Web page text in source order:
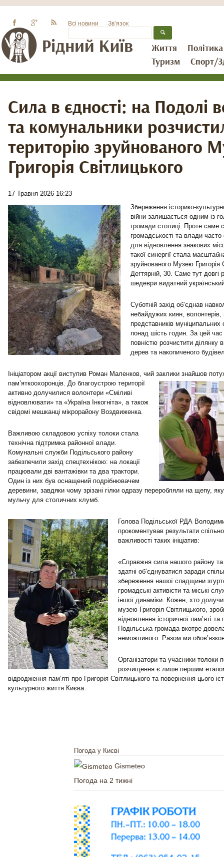
Життя
Політика
Туризм
Спорт/
Всі новини Зв’язок
Сила в єдності: на Подолі
та комунальники
територію зруйнованого
Григорія Світлицького
17 Травня 2026 16:23
Збереження історико-
війни залишається одним із
громади столиці. Проте саме
громадськості та влади
для відновлення знакових
такої синергії стала
зруйнованого Музею Григорія
Дегтярній, 30. Саме тут довгі
шедеври видатний
Суботній захід об’єднав
небайдужих киян, волонтерів,
представників
понад шість годин. За цей
повністю розчистити ділянку
дерев та накопиченого
Ініціатором акції виступив Роман Маленков, чий заклики знайшов
пам’яткоохоронців. До благоустрою території
активно долучилися волонтери «Сміливі
відновлювати» та «Україна Інкогніта», а також
свідомі мешканці мікрорайону Воздвиженка.
Важливою складовою успіху толоки стала
технічна підтримка районної влади.
Комунальні служби Подільського району
забезпечили захід спецтехнікою: на локації
працювали дві вантажівки та два трактори.
Один із них був оснащений подрібнювачем
деревини, завдяки чому зрізані гілки одразу переробляли на щепу,
мульчу для столичних клумб.
Голова Подільської РДА
прокоментував результати
важливості таких ініціатив:
«Справжня сила нашого району та
здатні об’єднуватися заради
збереження нашої спадщини
громадські активісти та міські
іншої динаміки. Кожен, хто
музею Григорія Світлицького,
відновлення історичної пам’яті
Подільська громада вкотре
неможливого. Разом ми
Організатори та учасники толоки
розчищення є лише першим
відродження пам’яті про Григорія Світлицького та повернення цього
культурного життя Києва.
Погода у Києві
Gismeteo
Погода на 2 тижні